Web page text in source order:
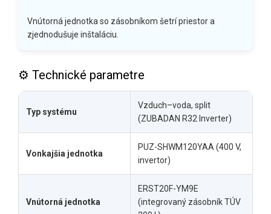
Vnútorná jednotka so zásobníkom šetrí priestor a
zjednodušuje inštaláciu.
⚙️ Technické parametre
Typ systému
Vzduch–voda, split
(ZUBADAN R32 Inverter)
Vonkajšia jednotka
PUZ-SHWM120YAA (400 V,
invertor)
Vnútorná jednotka
ERST20F-YM9E
(integrovaný zásobník TÚV